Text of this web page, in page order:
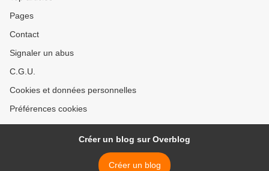
Pages
Contact
Signaler un abus
C.G.U.
Cookies et données personnelles
Préférences cookies
Créer un blog sur Overblog
Créer un blog